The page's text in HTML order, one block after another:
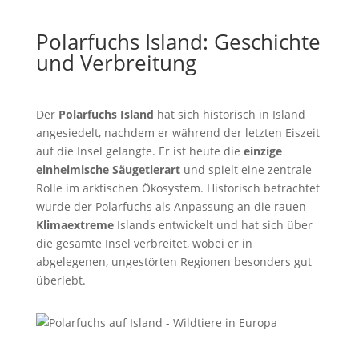
Polarfuchs Island: Geschichte
und Verbreitung
Der Polarfuchs Island hat sich historisch in Island
angesiedelt, nachdem er während der letzten Eiszeit
auf die Insel gelangte. Er ist heute die einzige
einheimische Säugetierartund spielt eine zentrale
Rolle im arktischen Ökosystem. Historisch betrachtet
wurde der Polarfuchs als Anpassung an die rauen
KlimaextremeIslands entwickelt und hat sich über
die gesamte Insel verbreitet, wobei er in
abgelegenen, ungestörten Regionen besonders gut
überlebt.